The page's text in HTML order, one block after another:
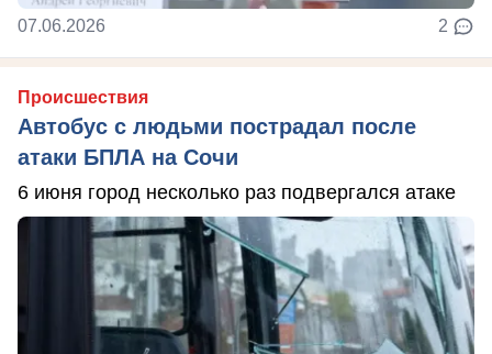
07.06.2026 2
Происшествия
Автобус с людьми пострадал после
атаки БПЛА на Сочи
6 июня город несколько раз подвергался атаке